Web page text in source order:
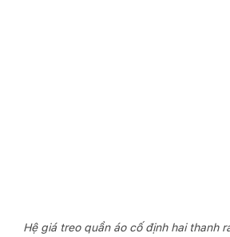
Hệ giá treo quần áo cố định hai thanh